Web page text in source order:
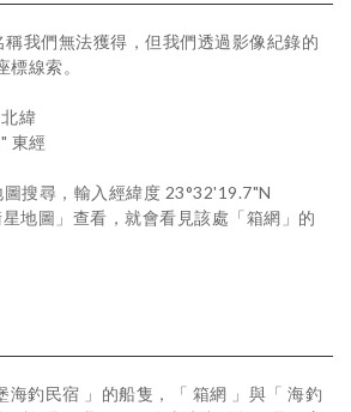
我們無法獲得，但我們透過影像紀錄的
線索。
緯
東經
搜尋，輸入經緯度 23°32'19.7"N
地圖」查看，就會看見該處「箱網」的
海釣民宿 」的船隻，「 箱網 」與「 海釣